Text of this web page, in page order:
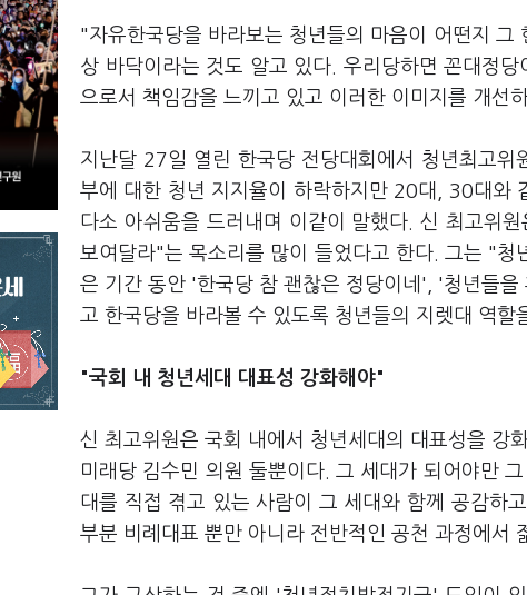
"자유한국당을 바라보는 청년들의 마음이 어떤지
상 바닥이라는 것도 알고 있다. 우리당하면 꼰대정
으로서 책임감을 느끼고 있고 이러한 이미지를 개선
지난달 27일 열린 한국당 전당대회에서 청년최고
부에 대한 청년 지지율이 하락하지만 20대, 30대와
다소 아쉬움을 드러내며 이같이 말했다. 신 최고위
보여달라"는 목소리를 많이 들었다고 한다. 그는 "
은 기간 동안 '한국당 참 괜찮은 정당이네', '청년들
고 한국당을 바라볼 수 있도록 청년들의 지렛대 역할
"국회 내 청년세대 대표성 강화해야"
신 최고위원은 국회 내에서 청년세대의 대표성을 강
미래당 김수민 의원 둘뿐이다. 그 세대가 되어야만
대를 직접 겪고 있는 사람이 그 세대와 함께 공감하
부분 비례대표 뿐만 아니라 전반적인 공천 과정에서